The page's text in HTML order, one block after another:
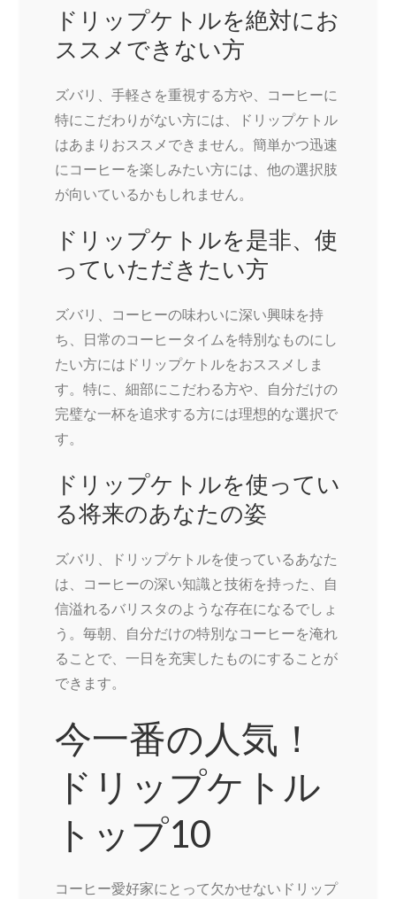
ドリップケトルを絶対にお
ススメできない方
ズバリ、手軽さを重視する方や、コーヒーに
特にこだわりがない方には、ドリップケトル
はあまりおススメできません。簡単かつ迅速
にコーヒーを楽しみたい方には、他の選択肢
が向いているかもしれません。
ドリップケトルを是非、使
っていただきたい方
ズバリ、コーヒーの味わいに深い興味を持
ち、日常のコーヒータイムを特別なものにし
たい方にはドリップケトルをおススメしま
す。特に、細部にこだわる方や、自分だけの
完璧な一杯を追求する方には理想的な選択で
す。
ドリップケトルを使ってい
る将来のあなたの姿
ズバリ、ドリップケトルを使っているあなた
は、コーヒーの深い知識と技術を持った、自
信溢れるバリスタのような存在になるでしょ
う。毎朝、自分だけの特別なコーヒーを淹れ
ることで、一日を充実したものにすることが
できます。
今一番の人気！
ドリップケトル
トップ10
コーヒー愛好家にとって欠かせないドリップ